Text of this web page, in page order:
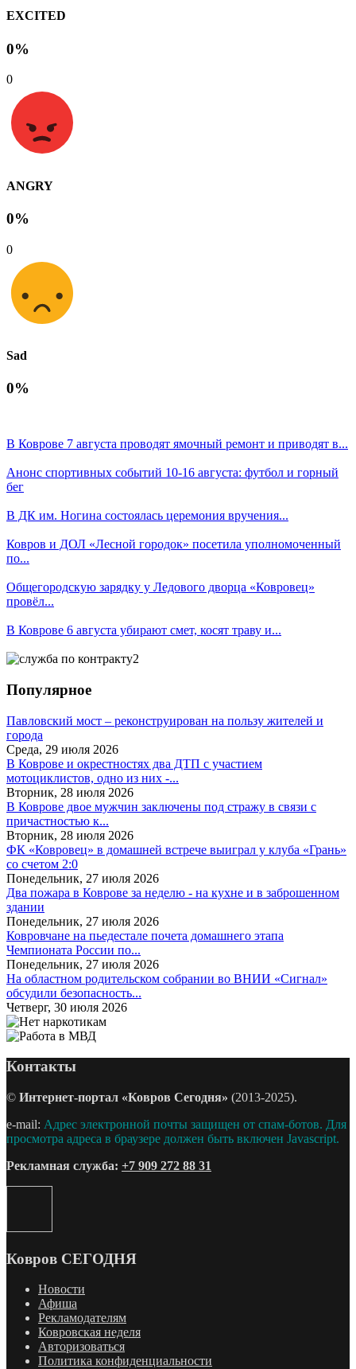
EXCITED
0%
0
ANGRY
0%
0
Sad
0%
В Коврове 7 августа проводят ямочный ремонт и приводят в...
Анонс спортивных событий 10-16 августа: футбол и горный
бег
В ДК им. Ногина состоялась церемония вручения...
Ковров и ДОЛ «Лесной городок» посетила уполномоченный
по...
Общегородскую зарядку у Ледового дворца «Ковровец»
провёл...
В Коврове 6 августа убирают смет, косят траву и...
Популярное
Павловский мост – реконструирован на пользу жителей и
города
Среда, 29 июля 2026
В Коврове и окрестностях два ДТП с участием
мотоциклистов, одно из них -...
Вторник, 28 июля 2026
В Коврове двое мужчин заключены под стражу в связи с
причастностью к...
Вторник, 28 июля 2026
ФК «Ковровец» в домашней встрече выиграл у клуба «Грань»
со счетом 2:0
Понедельник, 27 июля 2026
Два пожара в Коврове за неделю - на кухне и в заброшенном
здании
Понедельник, 27 июля 2026
Ковровчане на пьедестале почета домашнего этапа
Чемпионата России по...
Понедельник, 27 июля 2026
На областном родительском собрании во ВНИИ «Сигнал»
обсудили безопасность...
Четверг, 30 июля 2026
Контакты
© Интернет-портал «Ковров Сегодня» (2013-2025).
e-mail: Адрес электронной почты защищен от спам-ботов. Для
просмотра адреса в браузере должен быть включен Javascript.
Рекламная служба: +7 909 272 88 31
Ковров СЕГОДНЯ
Новости
Афиша
Рекламодателям
Ковровская неделя
Авторизоваться
Политика конфиденциальности